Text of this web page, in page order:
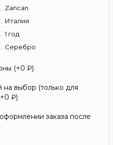
Zancan
Италия
1 год
Серебро
(+0 ₽)
выбор (только для
0 ₽)
заказа после